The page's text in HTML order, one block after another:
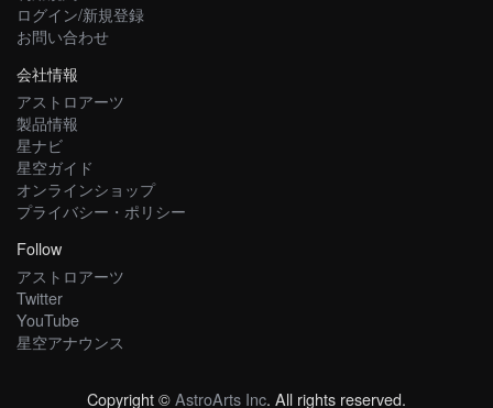
ログイン/新規登録
お問い合わせ
会社情報
アストロアーツ
製品情報
星ナビ
星空ガイド
オンラインショップ
プライバシー・ポリシー
Follow
アストロアーツ
Twitter
YouTube
星空アナウンス
Copyright ©AstroArts Inc. All rights reserved.